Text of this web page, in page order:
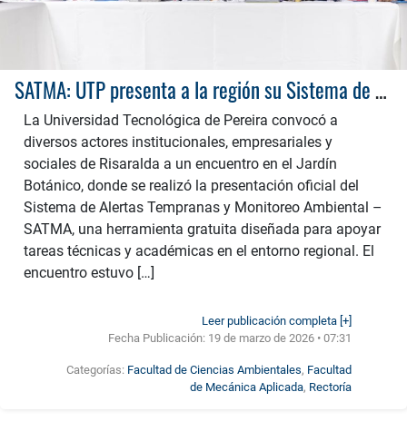
SATMA: UTP presenta a la región su Sistema de Alertas Tempranas y Monitoreo Ambiental
La Universidad Tecnológica de Pereira convocó a
diversos actores institucionales, empresariales y
sociales de Risaralda a un encuentro en el Jardín
Botánico, donde se realizó la presentación oficial del
Sistema de Alertas Tempranas y Monitoreo Ambiental –
SATMA, una herramienta gratuita diseñada para apoyar
tareas técnicas y académicas en el entorno regional. El
encuentro estuvo […]
Leer publicación completa [+]
Fecha Publicación: 19 de marzo de 2026 • 07:31
Categorías: Facultad de Ciencias Ambientales, Facultad
de Mecánica Aplicada, Rectoría